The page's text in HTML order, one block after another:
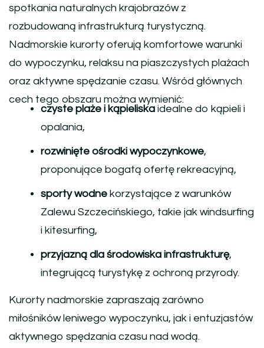
spotkania naturalnych krajobrazów z
rozbudowaną infrastrukturą turystyczną.
Nadmorskie kurorty oferują komfortowe warunki
do wypoczynku, relaksu na piaszczystych plażach
oraz aktywne spędzanie czasu. Wśród głównych
cech tego obszaru można wymienić:
czyste plaże i kąpieliska idealne do kąpieli i
opalania,
rozwinięte ośrodki wypoczynkowe,
proponujące bogatą ofertę rekreacyjną,
sporty wodne korzystające z warunków
Zalewu Szczecińskiego, takie jak windsurfing
i kitesurfing,
przyjazną dla środowiska infrastrukturę,
integrującą turystykę z ochroną przyrody.
Kurorty nadmorskie zapraszają zarówno
miłośników leniwego wypoczynku, jak i entuzjastów
aktywnego spędzania czasu nad wodą.